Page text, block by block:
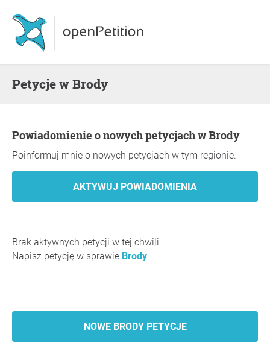
Petycje w Brody
Powiadomienie o nowych petycjach w Brody
Poinformuj mnie o nowych petycjach w tym regionie.
Brak aktywnych petycji w tej chwili.
Napisz petycję w sprawie Brody
NOWE BRODY PETYCJE